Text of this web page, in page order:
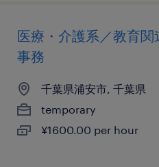
医療・介護系／教育
事務
千葉県浦安市, 千葉県
temporary
¥1600.00 per hour